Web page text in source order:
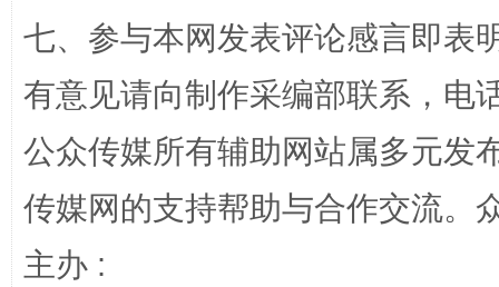
完善运行机制助力责任有效落实
七、参与本网发表评论感言即表
有意见请向制作采编部联系，电
公众传媒所有辅助网站属多元发
传媒网的支持帮助与合作交流。
主办 :